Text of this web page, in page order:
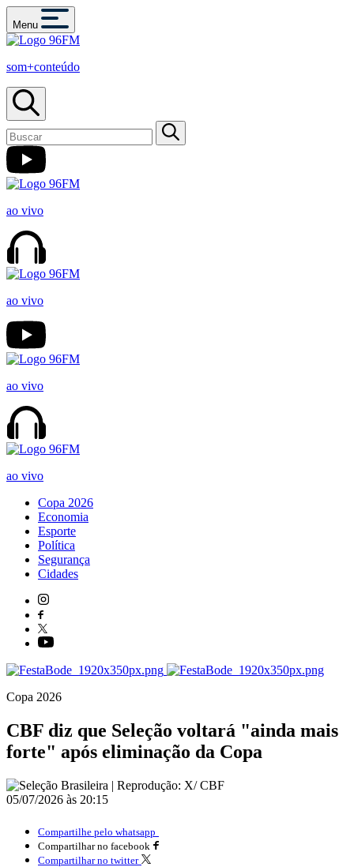
Menu
som+conteúdo
ao vivo
ao vivo
ao vivo
ao vivo
Copa 2026
Economia
Esporte
Política
Segurança
Cidades
Copa 2026
CBF diz que Seleção voltará "ainda mais
forte" após eliminação da Copa
05/07/2026 às 20:15
Compartilhe pelo whatsapp
Compartilhar no facebook
Compartilhar no twitter